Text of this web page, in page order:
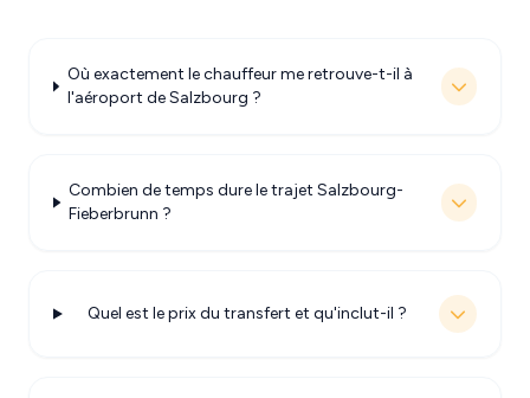
Où exactement le chauffeur me retrouve-t-il à
l'aéroport de Salzbourg ?
Combien de temps dure le trajet Salzbourg-
Fieberbrunn ?
Quel est le prix du transfert et qu'inclut-il ?